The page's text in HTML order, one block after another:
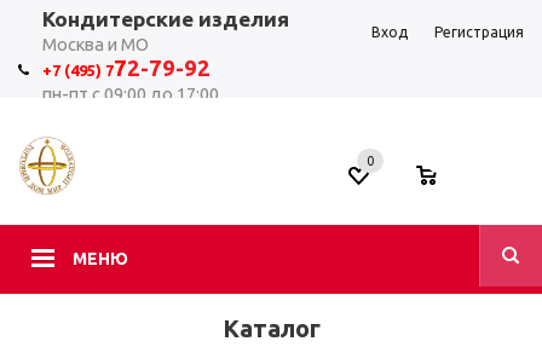
Кондитерские изделия
Москва и МО
+7 (495) 772-79-92
пн-пт с 09:00 до 17:00
Вход Регистрация
МЕНЮ
0
Каталог